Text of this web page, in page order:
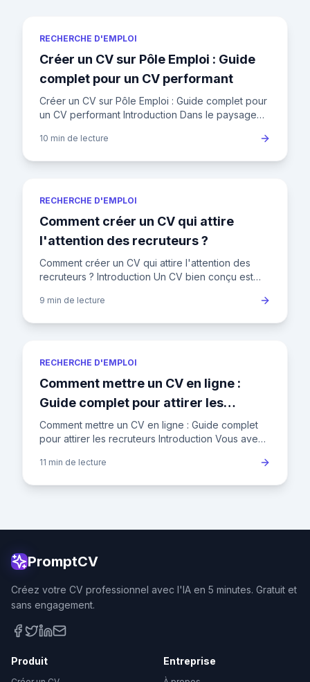
RECHERCHE D'EMPLOI
Créer un CV sur Pôle Emploi : Guide
complet pour un CV performant
Créer un CV sur Pôle Emploi : Guide complet pour
un CV performant Introduction Dans le paysage
2,8 millions de p
10 min de lecture
RECHERCHE D'EMPLOI
Comment créer un CV qui attire
l'attention des recruteurs ?
Comment créer un CV qui attire l'attention des
recruteurs ? Introduction Un CV bien conçu est
Mais avec les r
9 min de lecture
RECHERCHE D'EMPLOI
Comment mettre un CV en ligne :
Guide complet pour attirer les
recruteurs
Comment mettre un CV en ligne : Guide complet
pour attirer les recruteurs Introduction Vous avez
ordinateur ? Pu
11 min de lecture
PromptCV
Créez votre CV professionnel avec l'IA en 5 minutes. Gratuit et
sans engagement.
Produit Entreprise